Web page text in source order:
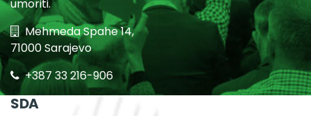
umoriti.
Mehmeda Spahe 14,
71000 Sarajevo
+387 33 216-906
SDA